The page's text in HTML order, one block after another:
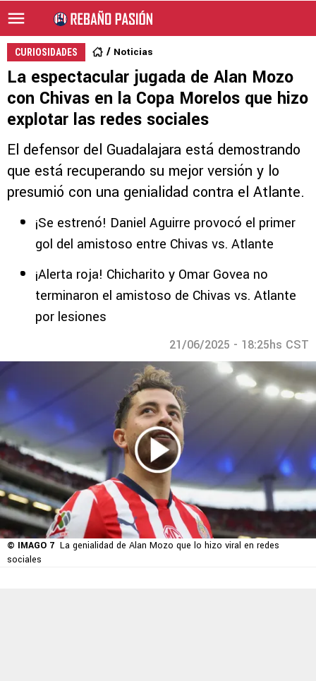
CURIOSIDADES Noticias
La espectacular jugada de Alan Mozo
con Chivas en la Copa Morelos que hizo
explotar las redes sociales
El defensor del Guadalajara está demostrando
que está recuperando su mejor versión y lo
presumió con una genialidad contra el Atlante.
¡Se estrenó! Daniel Aguirre provocó el primer
gol del amistoso entre Chivas vs. Atlante
¡Alerta roja! Chicharito y Omar Govea no
terminaron el amistoso de Chivas vs. Atlante
por lesiones
21/06/2025 - 18:25hs CST
© IMAGO 7 La genialidad de Alan Mozo que lo hizo viral en redes
sociales